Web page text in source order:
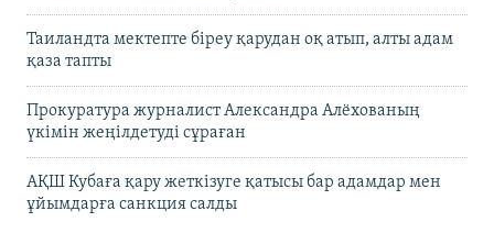
Таиландта мектепте біреу қарудан оқ атып, алты адам
қаза тапты
Прокуратура журналист Александра Алёхованың
үкімін жеңілдетуді сұраған
АҚШ Кубаға қару жеткізуге қатысы бар адамдар мен
ұйымдарға санкция салды